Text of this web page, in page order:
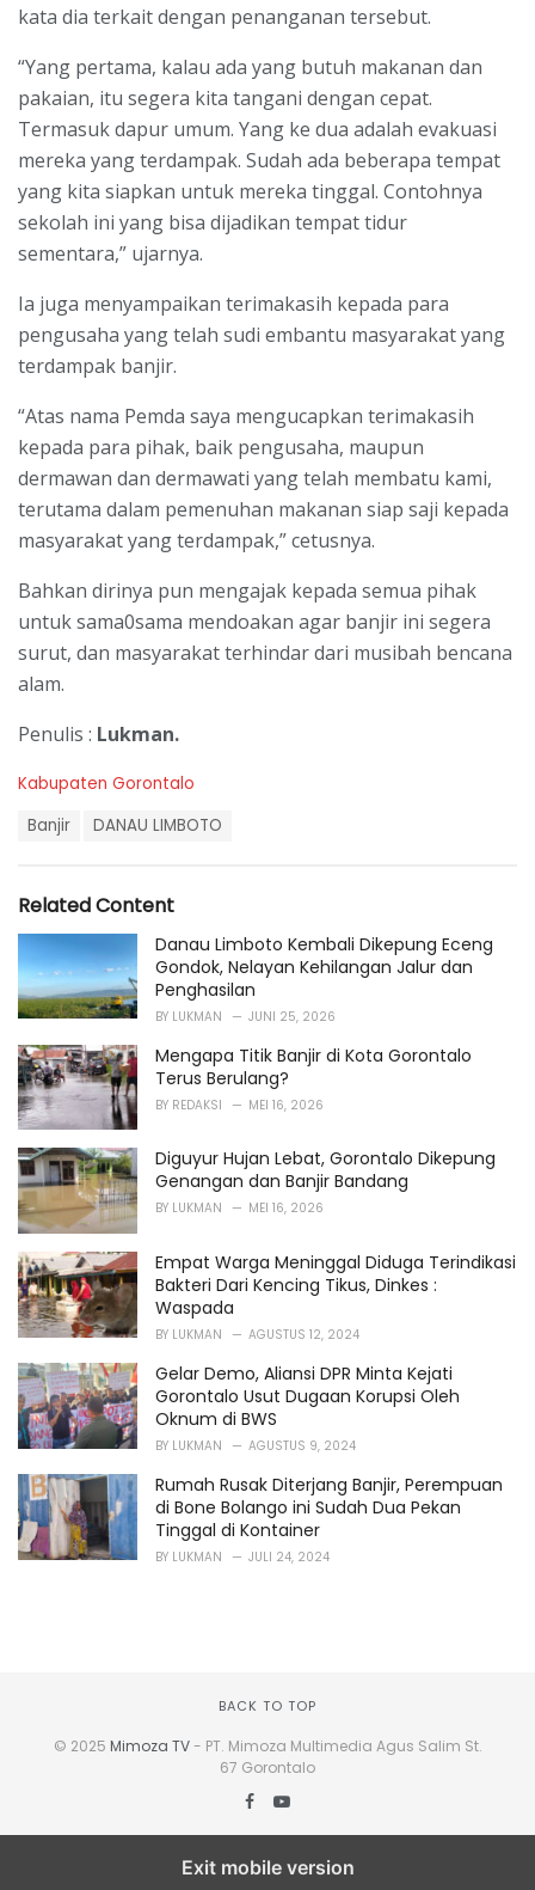
kata dia terkait dengan penanganan tersebut.
“Yang pertama, kalau ada yang butuh makanan dan
pakaian, itu segera kita tangani dengan cepat.
Termasuk dapur umum. Yang ke dua adalah evakuasi
mereka yang terdampak. Sudah ada beberapa tempat
yang kita siapkan untuk mereka tinggal. Contohnya
sekolah ini yang bisa dijadikan tempat tidur
sementara,” ujarnya.
Ia juga menyampaikan terimakasih kepada para
pengusaha yang telah sudi embantu masyarakat yang
terdampak banjir.
“Atas nama Pemda saya mengucapkan terimakasih
kepada para pihak, baik pengusaha, maupun
dermawan dan dermawati yang telah membatu kami,
terutama dalam pemenuhan makanan siap saji kepada
masyarakat yang terdampak,” cetusnya.
Bahkan dirinya pun mengajak kepada semua pihak
untuk sama0sama mendoakan agar banjir ini segera
surut, dan masyarakat terhindar dari musibah bencana
alam.
Penulis : Lukman.
C
r
i
s
:
Kabupaten Gorontalo
:
Banjir DANAU LIMBOTO
Related Content
Danau Limboto Kembali Dikepung Eceng
Gondok, Nelayan Kehilangan Jalur dan
Penghasilan
BY LUKMAN JUNI 25, 2026
Mengapa Titik Banjir di Kota Gorontalo
Terus Berulang?
BY REDAKSI MEI 16, 2026
Diguyur Hujan Lebat, Gorontalo Dikepung
Genangan dan Banjir Bandang
BY LUKMAN MEI 16, 2026
Empat Warga Meninggal Diduga Terindikasi
Bakteri Dari Kencing Tikus, Dinkes :
Waspada
BY LUKMAN AGUSTUS 12, 2024
Gelar Demo, Aliansi DPR Minta Kejati
Gorontalo Usut Dugaan Korupsi Oleh
Oknum di BWS
BY LUKMAN AGUSTUS 9, 2024
Rumah Rusak Diterjang Banjir, Perempuan
di Bone Bolango ini Sudah Dua Pekan
Tinggal di Kontainer
BY LUKMAN JULI 24, 2024
BACK TO TOP
© 2025 Mimoza TV- PT. Mimoza Multimedia Agus Salim St.
67 Gorontalo
Exit mobile version